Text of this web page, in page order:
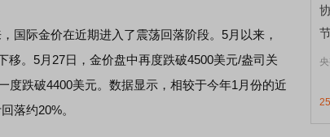
际金价在近期进入了震荡回落阶段。5月以来，
。5月27日，金价盘中再度跌破4500美元/盎司关
度跌破4400美元。数据显示，相较于今年1月份的近
落约20%。